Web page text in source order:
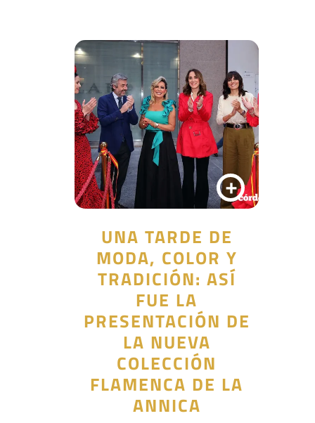
+
UNA TARDE DE
MODA, COLOR Y
TRADICIÓN: ASÍ
FUE LA
PRESENTACIÓN DE
LA NUEVA
COLECCIÓN
FLAMENCA DE LA
ANNICA